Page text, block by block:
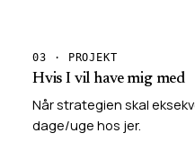
03 · PROJEKT
Hvis I vil have mig med
Når strategien skal
dage/uge hos jer.